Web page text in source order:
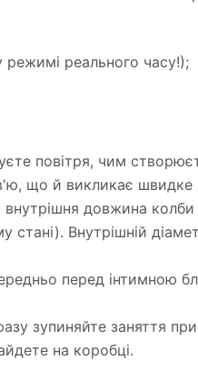
режимі реального часу!);
повітря, чим
що й викликає швидке
довжина
Внутрішній
перед інтимною
зупиняйте заняття
на коробці.